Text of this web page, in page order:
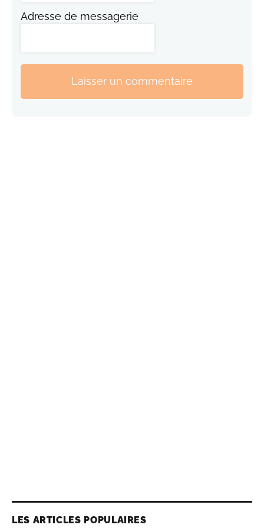
Adresse de messagerie
Laisser un commentaire
LES ARTICLES POPULAIRES